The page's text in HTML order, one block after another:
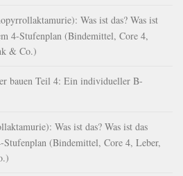
Was ist das? Was ist
4-Stufenplan (Bindemittel, Core 4,
& Co.)
bauen Teil 4: Ein individueller B-
Was ist das? Was ist das
Stufenplan (Bindemittel, Core 4, Leber,